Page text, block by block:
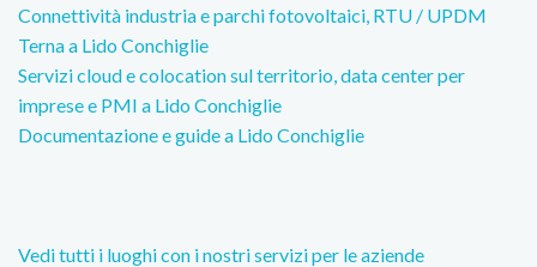
Connettività industria e parchi fotovoltaici, RTU / UPDM
Terna a Lido Conchiglie
Servizi cloud e colocation sul territorio, data center per
imprese e PMI a Lido Conchiglie
Documentazione e guide a Lido Conchiglie
Vedi tutti i luoghi con i nostri servizi per le aziende